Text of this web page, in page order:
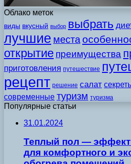
Облако меток
виды вкусный выбор выбрать
лучшие места
открытие преимущества
приготовления путешествие
рецепт решение салат
современные туризм туризма
Популярные статьи
31.01.2024
Теплый пол —
для комфортного и